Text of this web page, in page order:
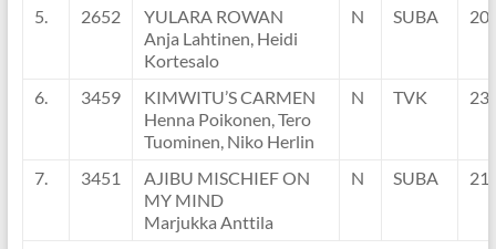
5. 2652
YULARA ROWAN
Anja Lahtinen, Heidi
Kortesalo
N SUBA
6. 3459
KIMWITU’S CARMEN
Henna Poikonen, Tero
Tuominen, Niko Herlin
N TVK
7. 3451
AJIBU MISCHIEF ON
MY MIND
Marjukka Anttila
N SUBA